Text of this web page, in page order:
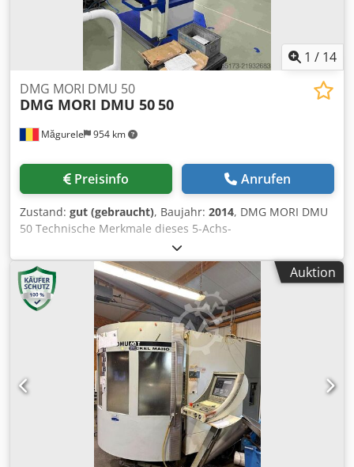
1 / 14
Măgurele 954 km
DMG MORI DMU 50
DMG MORI DMU 5050
Preisinfo Anrufen
Zustand: gut (gebraucht), Baujahr: 2014, DMG MORI DMU
50 Technische Merkmale dieses 5-Achs-
Bearbeitungszentrums Hersteller: DMG Modell: DMU-50
Credjy Smynspfx Amuef Baujahr: 2014 3D CNC-Steuerung:
HEIDENHAIN ITNC530 SMART NC Bildschirmtyp: DMG
ERGOLINE®️ CONTROL 19” NC-Schwenkrundtisch simultan:
ENTHALTEN Tischfläche: 630×500 mm Maximale
Tischbelastung: 250 kg / Palette Drehtisch (C-Achse): 0,001º
(±360º) Achsen: Längsverfahrweg (X-Achse): 500 mm
Querbewegung (Y-Achse): 450 mm Vertikalbewegung (Z-
Achse): 400 mm Eilgang (X/Y/Z-Achse): 42.000 mm/min
Arbeitsvorschub (X/Y/Z-Achse): 10.000 mm/min
Schwenkbereich (B-Achse): -5º/+110º Spindel:
Spindeldrehzahl: 10.000 U/min Werkzeugaufnahme: SK40-
DIN 69871 Hauptmotorleistung: 25 kW Automatischer
Werkzeugwechsler (ATC): Plätze ATC: 60 Max.
Auktion